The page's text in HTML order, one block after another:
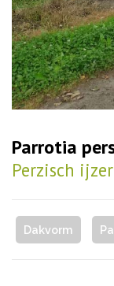
Parrotia
Perzisch
Dakvorm